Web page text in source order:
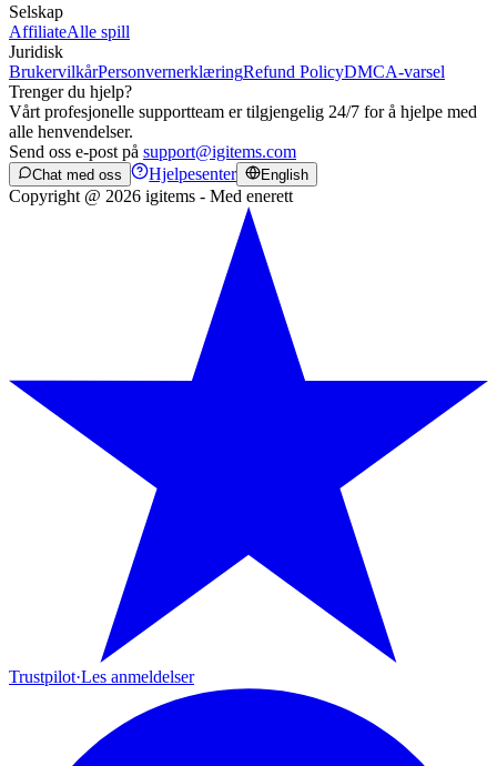
Selskap
AffiliateAlle spill
Juridisk
BrukervilkårPersonvernerklæringRefund PolicyDMCA-varsel
Trenger du hjelp?
Vårt profesjonelle supportteam er tilgjengelig 24/7 for å hjelpe med
alle henvendelser.
Send oss e-post på support@igitems.com
Chat med oss Hjelpesenter English
Copyright @ 2026 igitems - Med enerett
Trustpilot·Les anmeldelser